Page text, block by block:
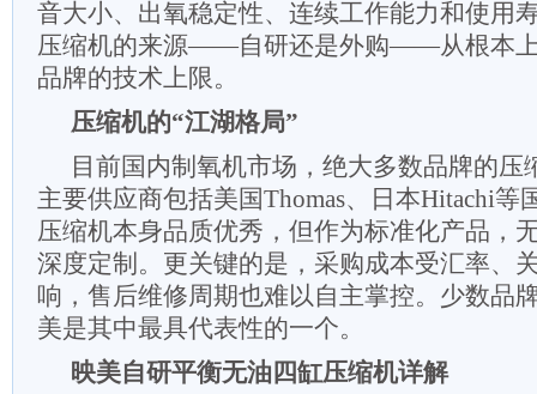
音大小、出氧稳定性、连续工作能力和使用
压缩机的来源——自研还是外购——从根本
品牌的技术上限。
压缩机的“江湖格局”
目前国内制氧机市场，绝大多数品牌的压
主要供应商包括美国Thomas、日本Hitachi等
压缩机本身品质优秀，但作为标准化产品，
深度定制。更关键的是，采购成本受汇率、
响，售后维修周期也难以自主掌控。少数品
美是其中最具代表性的一个。
映美自研平衡无油四缸压缩机详解